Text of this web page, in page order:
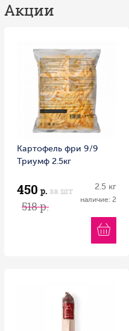
Акции
Картофель фри 9/9
Триумф 2.5кг
450 р. за шт
518 р.
2.5 кг
наличие: 2